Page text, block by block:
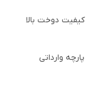
کیفیت دوخت بالا
پارچه وارداتی